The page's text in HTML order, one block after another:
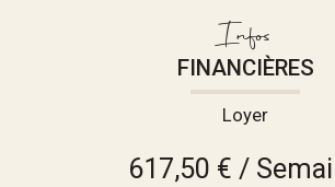
Infos
FINANCIÈRES
Loyer
617,50 € /